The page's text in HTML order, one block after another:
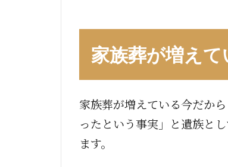
家族葬が増え
家族葬が増えている今だか
ったという事実」と遺族と
ます。